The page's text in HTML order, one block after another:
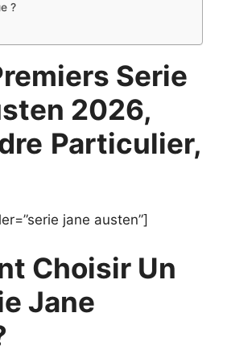
?
Serie
2026,
Particulier,
jane austen”]
Choisir Un
Jane